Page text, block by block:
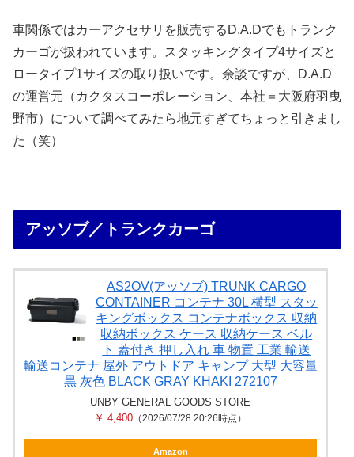
車関係ではカーアクセサリを販売するD.A.Dでもトランク
カーゴが扱われています。スタッキングタイプ4サイズと
ロータイプ1サイズの取り扱いです。余談ですが、D.A.D
の運営元（カクタスコーポレーション、本社＝大阪府羽曳
野市）について調べてみたら地元すぎてちょっと引きまし
た（笑）
アッソブ／トランクカーゴ
AS2OV(アッソブ) TRUNK CARGO
CONTAINER コンテナ 30L 横型 スタッ
キングボックス コンテナボックス 収納
収納ボックス ケース 収納ケース ベル
ト 蓋付き 押し入れ 車 物置 工業 輸送
輸送コンテナ 屋外 アウトドア キャンプ 大型 大容量
黒 灰色 BLACK GRAY KHAKI 272107
UNBY GENERAL GOODS STORE
￥ 4,400 （2026/07/28 20:26時点）
Amazon